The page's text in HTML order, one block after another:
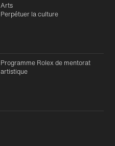
Arts
Perpétuer la culture
Programme Rolex de mentorat
artistique